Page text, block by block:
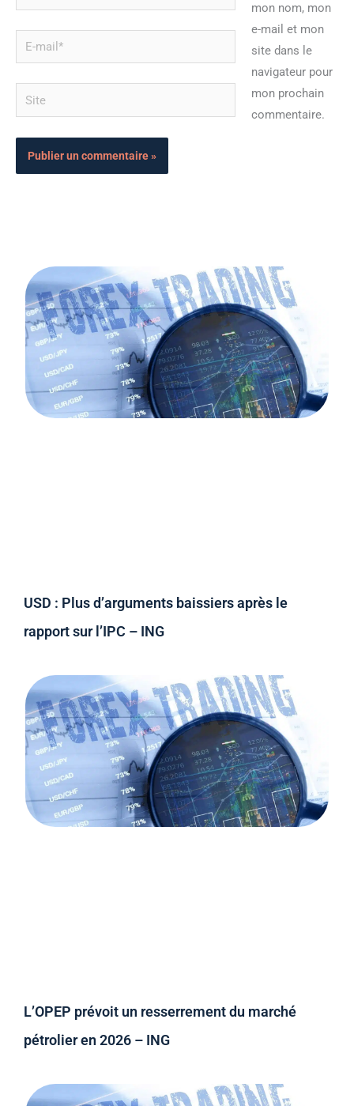
mail*
Site
mon nom, mon
e-mail et mon
site dans le
navigateur pour
mon prochain
commentaire.
USD : Plus d’arguments baissiers après le
rapport sur l’IPC – ING
L’OPEP prévoit un resserrement du marché
pétrolier en 2026 – ING